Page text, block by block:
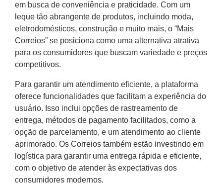
em busca de conveniência e praticidade. Com um
leque tão abrangente de produtos, incluindo moda,
eletrodomésticos, construção e muito mais, o “Mais
Correios” se posiciona como uma alternativa atrativa
para os consumidores que buscam variedade e preços
competitivos.
Para garantir um atendimento eficiente, a plataforma
oferece funcionalidades que facilitam a experiência do
usuário. Isso inclui opções de rastreamento de
entrega, métodos de pagamento facilitados, como a
opção de parcelamento, e um atendimento ao cliente
aprimorado. Os Correios também estão investindo em
logística para garantir uma entrega rápida e eficiente,
com o objetivo de atender às expectativas dos
consumidores modernos.